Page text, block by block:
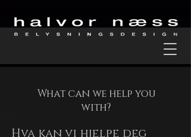
What can we help you
with?
Hva kan vi hjelpe deg